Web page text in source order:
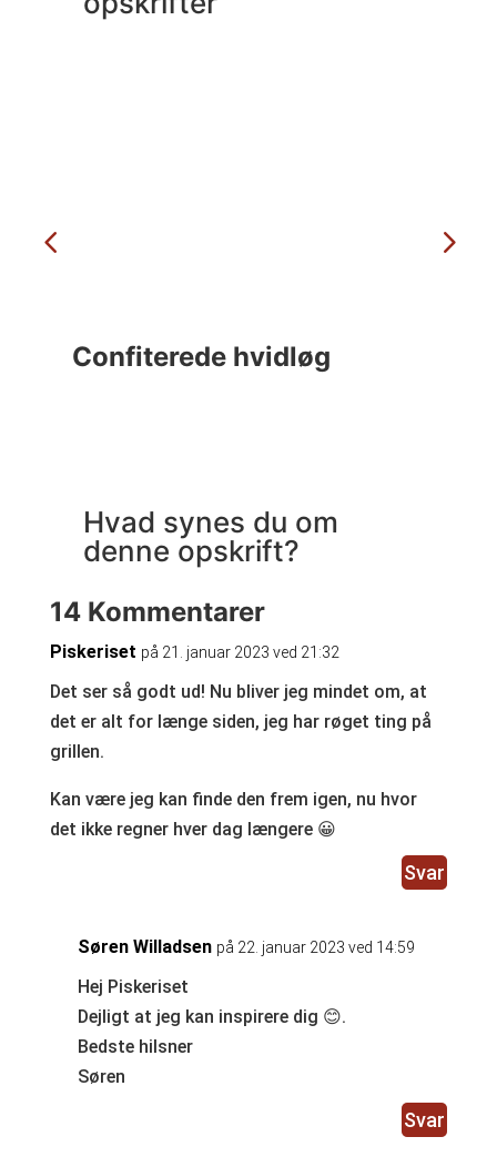
Confiterede hvidløg
Hvad synes du om
denne opskrift?
14 Kommentarer
Piskeriset på 21. januar 2023 ved 21:32
Det ser så godt ud! Nu bliver jeg mindet om, at
det er alt for længe siden, jeg har røget ting på
grillen.
Kan være jeg kan finde den frem igen, nu hvor
det ikke regner hver dag længere 😀
Svar
Søren Willadsen på 22. januar 2023 ved 14:59
Hej Piskeriset
Dejligt at jeg kan inspirere dig 😊.
Bedste hilsner
Søren
Svar